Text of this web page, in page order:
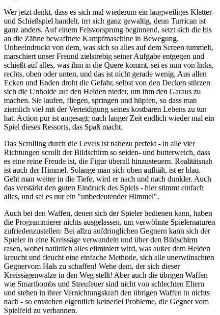
Wer jetzt denkt, dass es sich mal wiederum ein langweiliges Kletter-
und Schießspiel handelt, irrt sich ganz gewaltig, denn Turrican ist
ganz anders. Auf einem Felsvorsprung beginnend, setzt sich die bis
an die Zähne bewaffnete Kampfmaschine in Bewegung.
Unbeeindruckt von dem, was sich so alles auf dem Screen tummelt,
marschiert unser Freund zielstrebig seiner Aufgabe entgegen und
schießt auf alles, was ihm in die Quere kommt, sei es nun von links,
rechts, oben oder unten, und das ist nicht gerade wenig. Aus allen
Ecken und Enden droht die Gefahr, selbst von den Decken stürzen
sich die Unholde auf den Helden nieder, um ihm den Garaus zu
machen. Sie laufen, fliegen, springen und hüpfen, so dass man
ziemlich viel mit der Verteidigung seines kostbaren Lebens zu tun
hat. Action pur ist angesagt; nach langer Zeit endlich wieder mal ein
Spiel dieses Ressorts, das Spaß macht.
Das Scrolling durch die Levels ist nahezu perfekt - in alle vier
Richtungen scrollt der Bildschirm so seiden- und butterweich, dass
es eine reine Freude ist, die Figur überall hinzusteuern. Realitätsnah
ist auch der Himmel. Solange man sich oben aufhält, ist er blau.
Geht man weiter in die Tiefe, wird er nach und nach dunkler. Auch
das verstärkt den guten Eindruck des Spiels - hier stimmt einfach
alles, und sei es nur ein "unbedeutender Himmel".
Auch bei den Waffen, denen sich der Spieler bedienen kann, haben
die Programmierer nichts ausgelassen, um verwöhnte Spielernaturen
zufriedenzustellen: Bei allzu aufdringlichen Gegnern kann sich der
Spieler in eine Kreissäge verwandeln und über den Bildschirm
rasen, wobei natürlich alles eliminiert wird, was außer dem Helden
kreucht und fleucht eine einfache Methode, sich alle unerwünschten
Gegnervom Hals zu schaffen! Wehe dem, der sich dieser
Kreissägenwalze in den Weg stellt! Aber auch die übrigen Waffen
wie Smartbombs und Streufeuer sind nicht von schlechten Eltern
und stehen in ihrer Vernichtungskraft den übrigen Waffen in nichts
nach - so entstehen eigentlich keinerlei Probleme, die Gegner vom
Spielfeld zu verbannen.